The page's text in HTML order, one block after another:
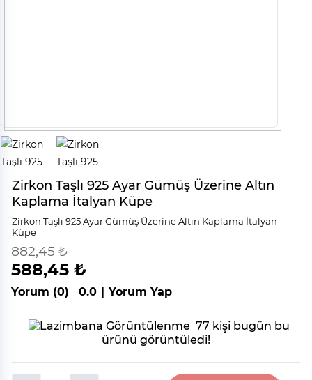
Zirkon Taşlı 925 Ayar Gümüş Üzerine Altın
Kaplama İtalyan Küpe
Zirkon Taşlı 925 Ayar Gümüş Üzerine Altın Kaplama İtalyan
Küpe
%33
indirim
882,45 ₺
588,45 ₺
Yorum (0) 0.0 | Yorum Yap
77 kişi bugün bu
ürünü görüntüledi!